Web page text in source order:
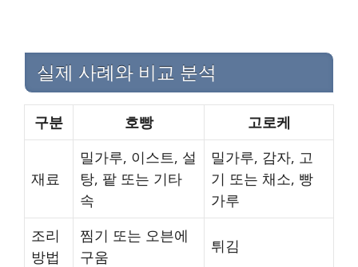
실제 사례와 비교 분석
구분 호빵 고로케
재료
밀가루, 이스트, 설
탕, 팥 또는 기타
속
밀가루, 감자, 고
기 또는 채소, 빵
가루
조리
방법
찜기 또는 오븐에
구움
튀김